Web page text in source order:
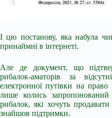
І цю постанову, яка набула
принаймні в інтернеті.
Але де документ, що
рибалок-аматорів за
електронної путівки на
лише колись
рибалок, які хочуть
знайшов підтримки.